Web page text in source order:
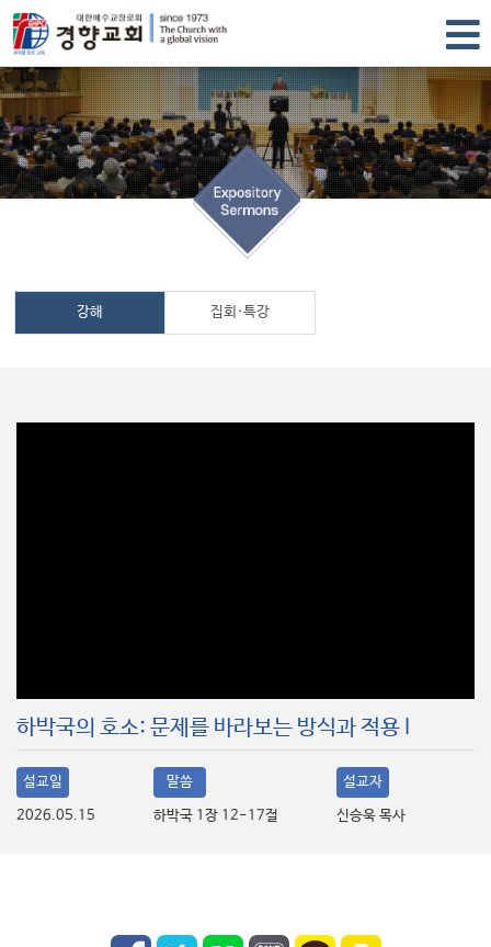
강해 집회·특강
하박국의 호소: 문제를 바라보는 방식과 적용 I
설교일
2026.05.15
말씀
하박국 1장 12-17절
설교자
신승욱 목사